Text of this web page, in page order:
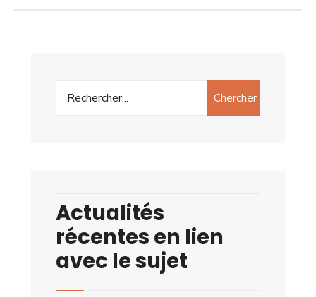
Chercher
Actualités
récentes en lien
avec le sujet